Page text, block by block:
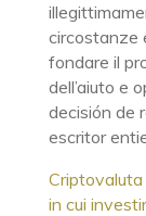
circostanze
fondare il
dell’aiuto e
decisión de
escritor
in cui